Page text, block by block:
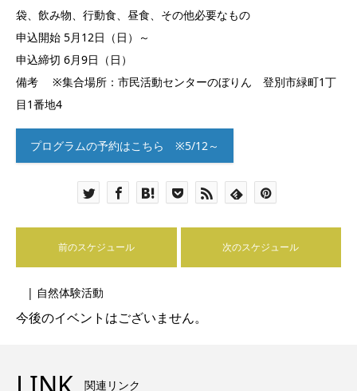
袋、飲み物、行動食、昼食、その他必要なもの
申込開始 5月12日（日）～
申込締切 6月9日（日）
備考 ※集合場所：市民活動センターのぼりん 登別市緑町1丁
目1番地4
プログラムの予約はこちら ※5/12～
前のスケジュール 次のスケジュール
| 自然体験活動
今後のイベントはございません。
関連リンク